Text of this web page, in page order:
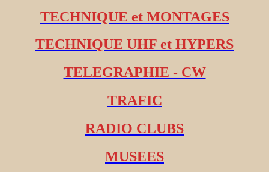
TECHNIQUE et MONTAGES
TECHNIQUE UHF et HYPERS
TELEGRAPHIE - CW
TRAFIC
RADIO CLUBS
MUSEES